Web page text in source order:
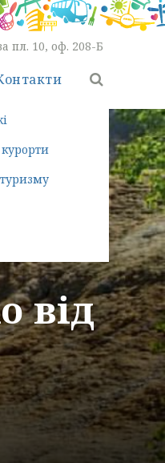
пл. 10, оф. 208-Б
від